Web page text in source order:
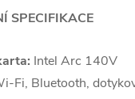
SPECIFIKACE
Intel Arc 140V
Fi, Bluetooth,